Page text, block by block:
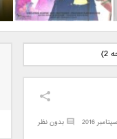
دانلود آهنگ جدید فرزاد
2)
بدون نظر